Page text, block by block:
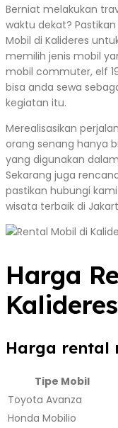
Berniat melakukan
waktu dekat?
Mobil di Kalideres
memilih jenis mobil
mobil commuter, elf
bisa anda sewa
kegiatan itu.
Merealisasikan
orang senang hanya
yang digunakan
Sekarang juga
pastikan hubungi
wisata terbaik di
Harga
Harga rental
Tipe Mobil
Toyota Avanza
Honda Mobilio